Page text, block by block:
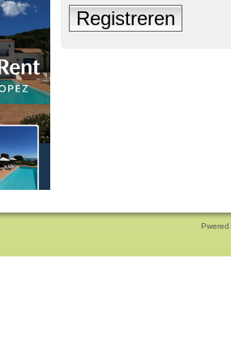
Registreren